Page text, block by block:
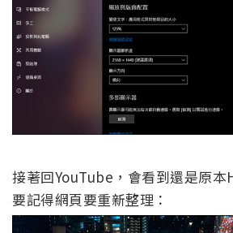
接著回YouTube，會看到還是原本
要記得網頁要重新整理：